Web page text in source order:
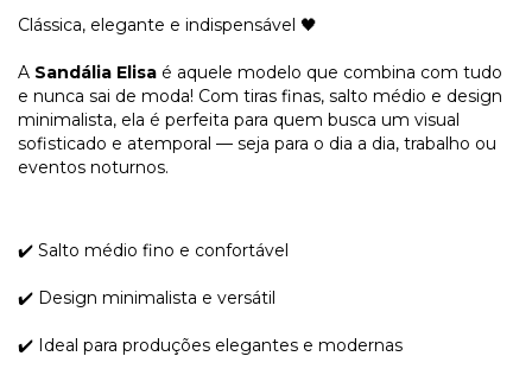
Clássica, elegante e indispensável 🖤
A Sandália Elisa é aquele modelo que combina com tudo
e nunca sai de moda! Com tiras finas, salto médio e design
minimalista, ela é perfeita para quem busca um visual
sofisticado e atemporal — seja para o dia a dia, trabalho ou
eventos noturnos.
✔️ Salto médio fino e confortável
✔️ Design minimalista e versátil
✔️ Ideal para produções elegantes e modernas